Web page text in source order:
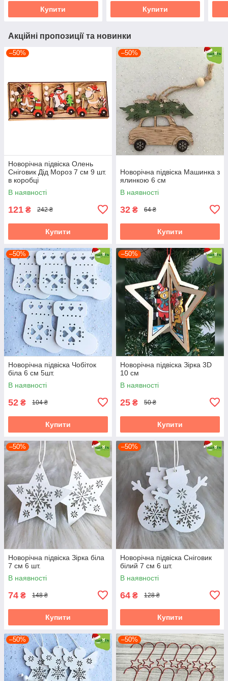
Купити Купити
Акційні пропозиції та новинки
–50%
Новорічна підвіска Олень
Сніговик Дід Мороз 7 см 9 шт.
в коробці
В наявності
121 ₴ 242 ₴
Купити
–50%
Новорічна підвіска Машинка з
ялинкою 6 см
В наявності
32 ₴ 64 ₴
Купити
–50%
Новорічна підвіска Чобіток
біла 6 см 5шт.
В наявності
52 ₴ 104 ₴
Купити
–50%
Новорічна підвіска Зірка 3D
10 см
В наявності
25 ₴ 50 ₴
Купити
–50%
Новорічна підвіска Зірка біла
7 см 6 шт.
В наявності
74 ₴ 148 ₴
Купити
–50%
Новорічна підвіска Сніговик
білий 7 см 6 шт.
В наявності
64 ₴ 128 ₴
Купити
–50% –50%